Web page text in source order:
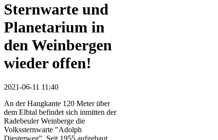
Sternwarte und
Planetarium in
den Weinbergen
wieder offen!
2021-06-11 11:40
An der Hangkante 120 Meter über
dem Elbtal befindet sich inmitten der
Radebeuler Weinberge die
Volkssternwarte "Adolph
Diesterweg". Seit 1955 aufgebaut,